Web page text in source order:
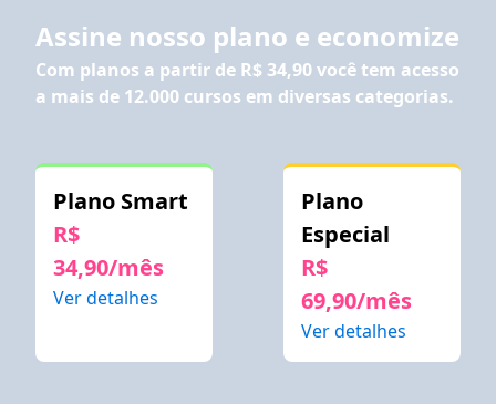
Assine nosso plano e economize
Com planos a partir de R$ 34,90você tem acesso
a mais de 12.000 cursos em diversas categorias.
Plano Smart
R$
34,90/mês
Ver detalhes
Plano
Especial
R$
69,90/mês
Ver detalhes